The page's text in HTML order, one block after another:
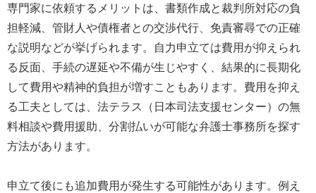
専門家に依頼するメリットは、書類作成と裁判所対応の負
担軽減、管財人や債権者との交渉代行、免責審尋での正確
な説明などが挙げられます。自力申立ては費用が抑えられ
る反面、手続の遅延や不備が生じやすく、結果的に長期化
して費用や精神的負担が増すこともあります。費用を抑え
る工夫としては、法テラス（日本司法支援センター）の無
料相談や費用援助、分割払いが可能な弁護士事務所を探す
方法があります。
申立て後にも追加費用が発生する可能性があります。例え